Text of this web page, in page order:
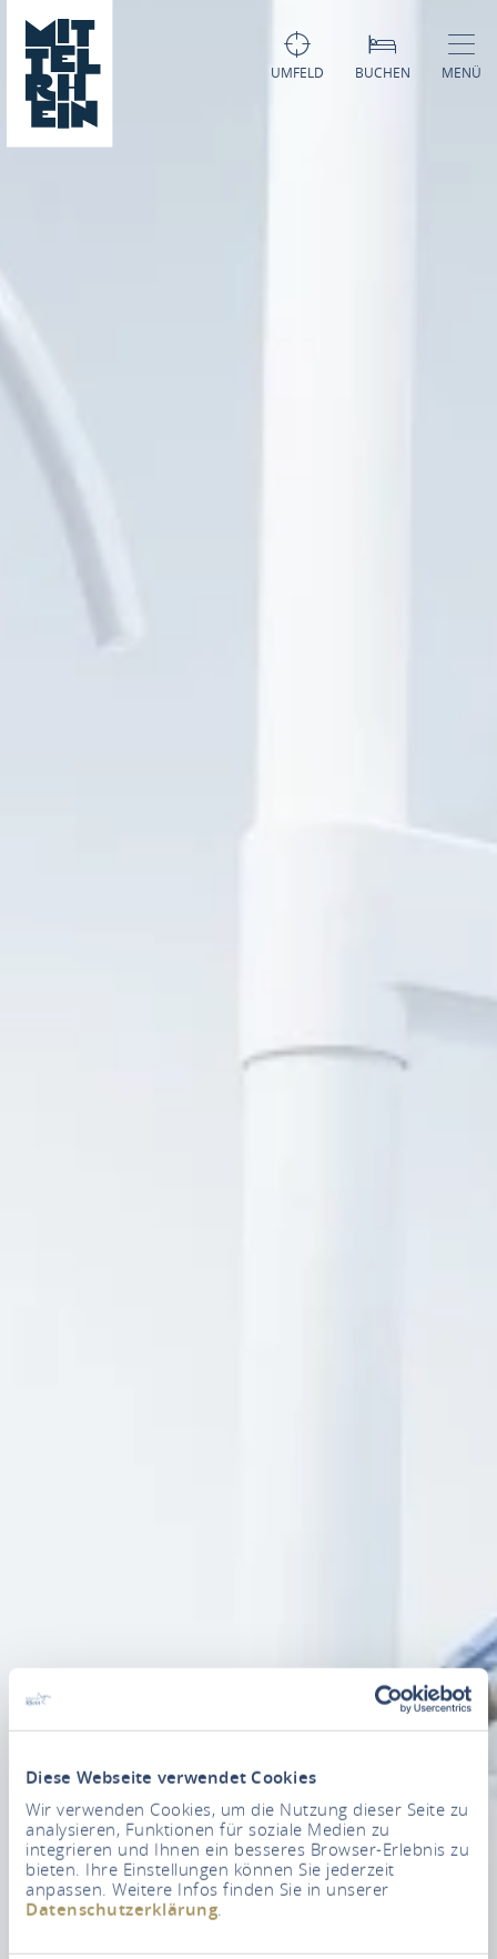
Diese Webseite verwendet Cookies
Wir verwenden Cookies, um die Nutzung dieser Seite zu
analysieren, Funktionen für soziale Medien zu
integrieren und Ihnen ein besseres Browser-Erlebnis zu
bieten. Ihre Einstellungen können Sie jederzeit
anpassen. Weitere Infos finden Sie in unserer
Datenschutzerklärung.
UMFELD BUCHEN MENÜ